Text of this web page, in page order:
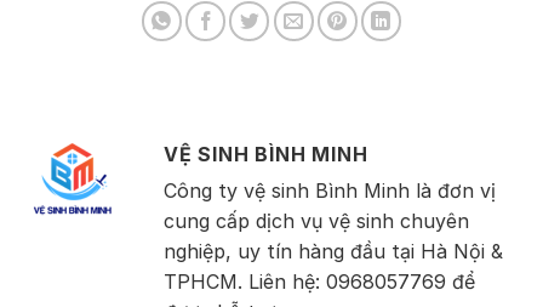
VỆ SINH BÌNH MINH
Công ty vệ sinh Bình Minh là đơn vị
cung cấp dịch vụ vệ sinh chuyên
nghiệp, uy tín hàng đầu tại Hà Nội &
TPHCM. Liên hệ: 0968057769 để